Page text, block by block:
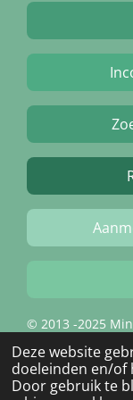
Deze website
doeleinden en/of
Door gebruik te
© 2013 -2025